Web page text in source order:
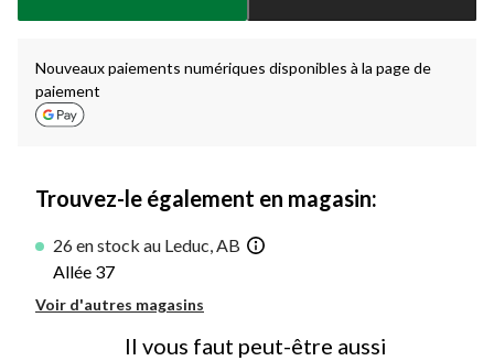
à
Nouveaux paiements numériques disponibles à la page de
paiement
Trouvez-le également en magasin:
26 en stock au Leduc, AB
Allée 37
Voir d'autres magasins
Il vous faut peut-être aussi